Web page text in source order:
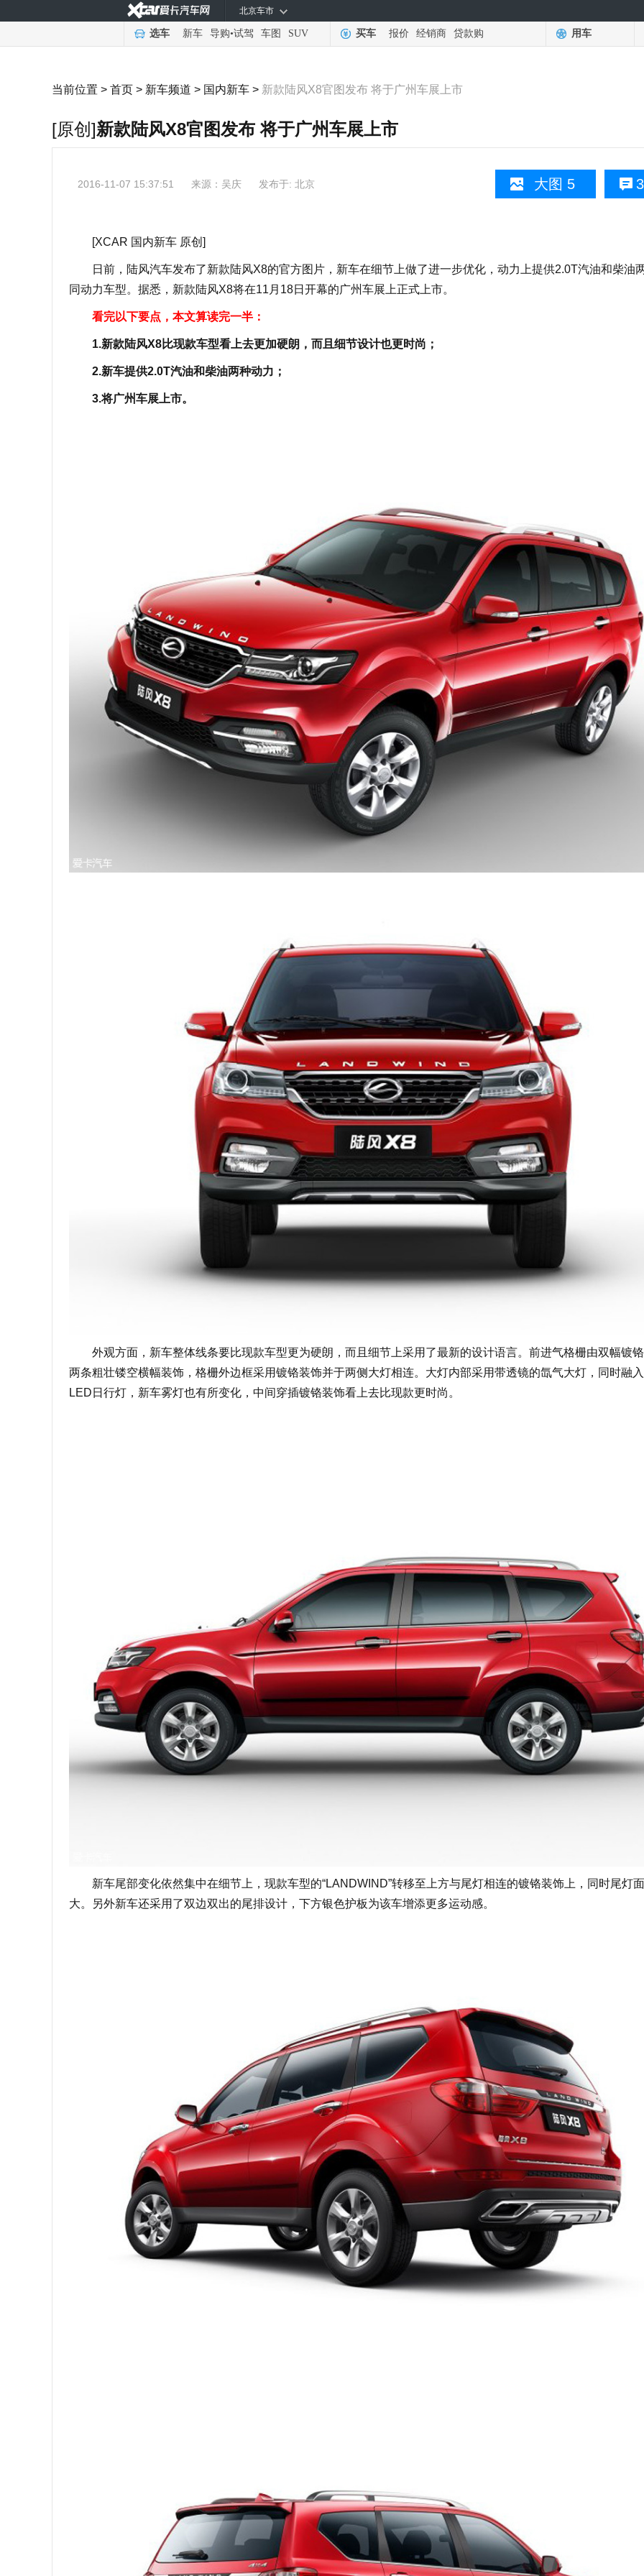
北京车市
选车 新车 导购•试驾 车图 SUV 买车 报价 经销商 贷款购 用车
当前位置 > 首页 > 新车频道 > 国内新车 > 新款陆风X8官图发布 将于广州车展上市
[原创]新款陆风X8官图发布 将于广州车展上市
大图 5
2016-11-07 15:37:51 来源： 吴庆 发布于: 北京
[XCAR 国内新车 原创]
日前，陆风汽车发布了新款陆风X8的官方图片，新车在细节上做了进一步优化，动力上提供2.0T汽油和柴油
同动力车型。据悉，新款陆风X8将在11月18日开幕的广州车展上正式上市。
看完以下要点，本文算读完一半：
1.新款陆风X8比现款车型看上去更加硬朗，而且细节设计也更时尚；
2.新车提供2.0T汽油和柴油两种动力；
3.将广州车展上市。
外观方面，新车整体线条要比现款车型更为硬朗，而且细节上采用了最新的设计语言。前进气格栅由双幅镀
两条粗壮镂空横幅装饰，格栅外边框采用镀铬装饰并于两侧大灯相连。大灯内部采用带透镜的氙气大灯，同时融
LED日行灯，新车雾灯也有所变化，中间穿插镀铬装饰看上去比现款更时尚。
新车尾部变化依然集中在细节上，现款车型的“LANDWIND”转移至上方与尾灯相连的镀铬装饰上，同时尾灯
大。另外新车还采用了双边双出的尾排设计，下方银色护板为该车增添更多运动感。